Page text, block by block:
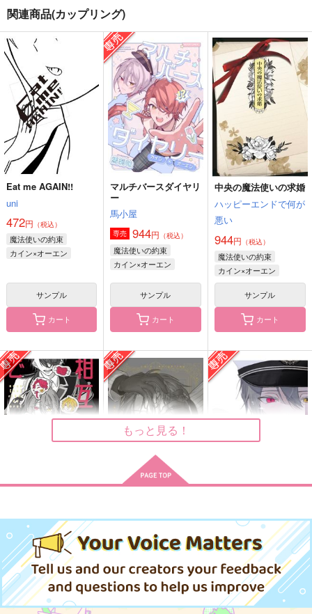
はぴねす∞
旨味たっぷり。
715円（税込）
糸師凛×潔世一
サンプル
作品詳細
21 REACTIONS
K.HARUKA
1,573円（税込）
人造人間ガンマ2号×人造人間ガンマ1号
サンプル
作品詳細
Shooting Star
K.HARUKA
897円 （税込）
作品詳細
kirin11
1,257円（税込）
青峰大輝×若松孝輔
rt～カミュ×プラン
ス プチアンソロジー
～
かんぱい！
1,100 円 （税込）
カミュ×プランス
サンプル
みそ漬け
2,357円（税込）
煉獄杏寿郎×竈門炭治郎
関連商品(カップリング)
Eat me AGAIN!!
uni
472円 （税込）
魔法使いの約束
カイン×オーエン
サンプル
カート
マルチバースダイヤリ
ー
馬小屋
専売 944円 （税込）
魔法使いの約束
カイン×オーエン
サンプル
カート
中央の魔法使いの求婚
ハッピーエンドで何が
悪い
944円 （税込）
魔法使いの約束
カイン×オーエン
サンプル
カート
れ！
残骸美美
専売 787円（税込）
魔法使いの約束
カイン×オーエン
サンプル
残骸美美
専売 787円（税込）
カイン×オーエン
サンプル
3点リーダー
専売 787円（税込）
魔法使いの約束
カイン×オーエン
サンプル
もっと見る！